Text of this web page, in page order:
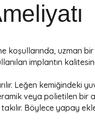
koşullarında, uzman
implantın
Leğen
veya polietilen
Böylece yapay